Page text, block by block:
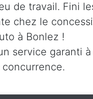
de travail. Fini
chez le
à Bonlez !
service garanti